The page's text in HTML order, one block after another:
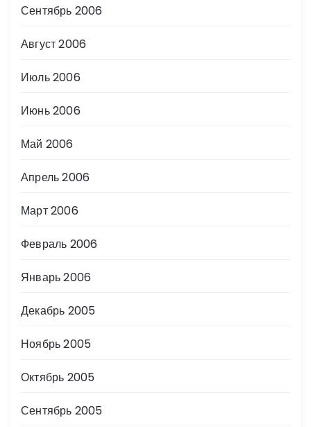
Сентябрь 2006
Август 2006
Июль 2006
Июнь 2006
Май 2006
Апрель 2006
Март 2006
Февраль 2006
Январь 2006
Декабрь 2005
Ноябрь 2005
Октябрь 2005
Сентябрь 2005